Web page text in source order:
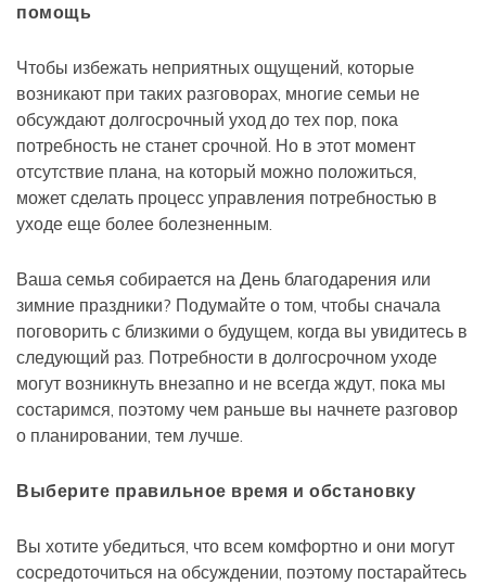
помощь
Чтобы избежать неприятных ощущений, которые
возникают при таких разговорах, многие семьи не
обсуждают долгосрочный уход до тех пор, пока
потребность не станет срочной. Но в этот момент
отсутствие плана, на который можно положиться,
может сделать процесс управления потребностью в
уходе еще более болезненным.
Ваша семья собирается на День благодарения или
зимние праздники? Подумайте о том, чтобы сначала
поговорить с близкими о будущем, когда вы увидитесь в
следующий раз. Потребности в долгосрочном уходе
могут возникнуть внезапно и не всегда ждут, пока мы
состаримся, поэтому чем раньше вы начнете разговор
о планировании, тем лучше.
Выберите правильное время и обстановку
Вы хотите убедиться, что всем комфортно и они могут
сосредоточиться на обсуждении, поэтому постарайтесь